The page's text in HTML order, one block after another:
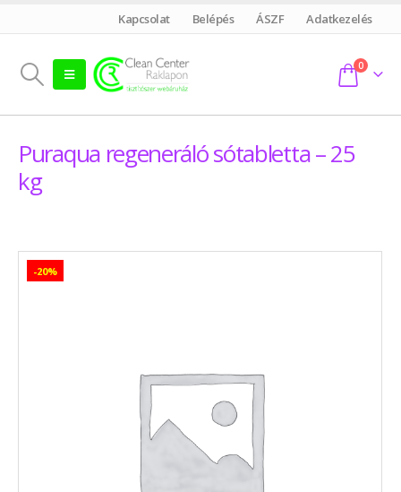
Kapcsolat Belépés ÁSZF Adatkezelés
0
Puraqua regeneráló sótabletta – 25
kg
-20%